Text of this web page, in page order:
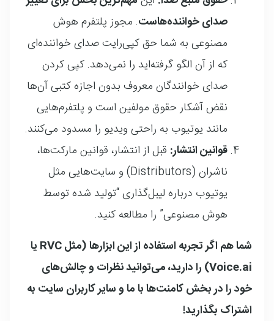
صدای خواننده‌هاست. مجوز پلتفرم هوش
مصنوعی به شما حق کپی‌رایت صدای خواننده‌ای
که از آن الگو گرفته‌اید را نمی‌دهد. کپی کردن
صدای خوانندگان معروف بدون اجازه کتبی آن‌ها
نقض آشکار حقوق مولفین است و پلتفرم‌هایی
مانند یوتیوب به راحتی ویدیو را مسدود می‌کنند.
قوانین انتشار: قبل از انتشار، قوانین مارکت‌ها،
ناشران (Distributors) و سایت‌هایی مثل
یوتیوب درباره لیبل‌گذاری “تولید شده توسط
هوش مصنوعی” را مطالعه کنید.
شما هم اگر تجربه استفاده از این ابزارها (مثل RVC یا
Voice.ai) را دارید، می‌توانید نظرات و چالش‌های
خود را در بخش کامنت‌ها با ما و سایر کاربران سایت به
اشتراک بگذارید!